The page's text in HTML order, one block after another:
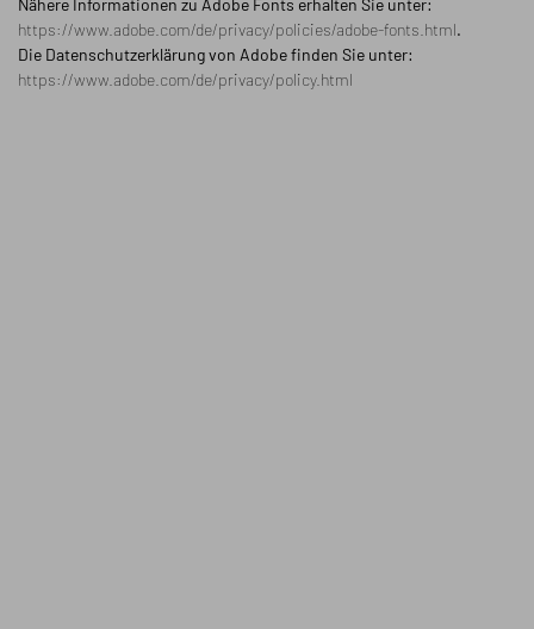
Nähere Informationen zu Adobe Fonts erhalten Sie unter:
https://www.adobe.com/de/privacy/policies/adobe-fonts.html.
Die Datenschutzerklärung von Adobe finden Sie unter:
https://www.adobe.com/de/privacy/policy.html